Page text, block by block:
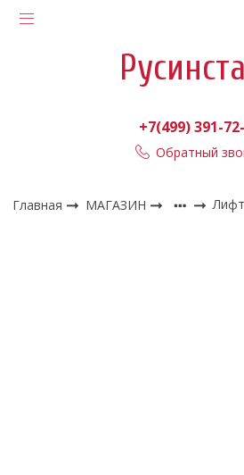
+7(499) 391-
Обратный
Главная МАГАЗИН